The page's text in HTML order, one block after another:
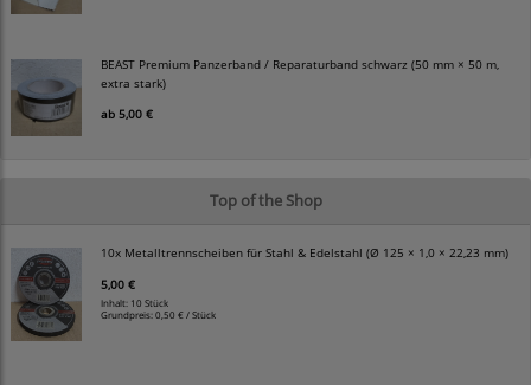
BEAST Premium Panzerband / Reparaturband schwarz (50 mm × 50 m,
extra stark)
ab 5,00 €
Top of the Shop
10x Metalltrennscheiben für Stahl & Edelstahl (Ø 125 × 1,0 × 22,23 mm)
5,00 €
Inhalt: 10 Stück
Grundpreis:0,50 € / Stück